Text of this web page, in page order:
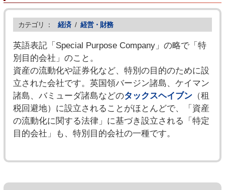
カテゴリ ： 経済 / 経営・財務
英語表記「Special Purpose Company」の略で「特
別目的会社」のこと。
資産の流動化や証券化など、特別の目的のために設
立された会社です。英国領バージン諸島、ケイマン
諸島、バミューダ諸島などのタックスヘイブン（租
税回避地）に設立されることがほとんどで、「資産
の流動化に関する法律」に基づき設立される「特定
目的会社」も、特別目的会社の一種です。